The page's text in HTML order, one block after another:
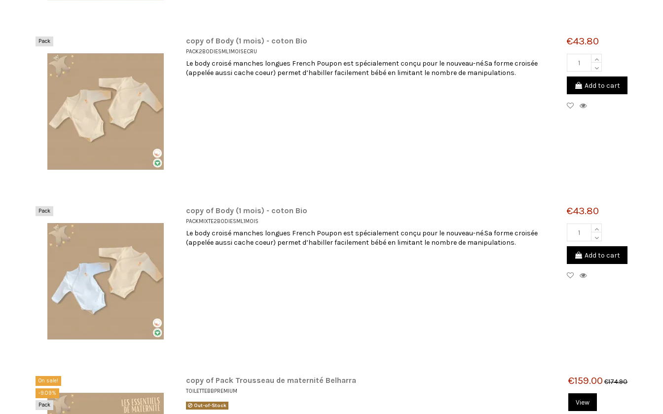
Pack copy of Body (1 mois) - coton Bio
PACK2BODIESML1MOISECRU
Le body croisé manches longues French Poupon est spécialement conçu pour le nouveau-né.Sa forme croisée
(appelée aussi cache coeur) permet d’habiller facilement bébé en limitant le nombre de manipulations.
€43.80
Add to cart
Pack copy of Body (1 mois) - coton Bio
PACKMIXTE2BODIESML1MOIS
Le body croisé manches longues French Poupon est spécialement conçu pour le nouveau-né.Sa forme croisée
(appelée aussi cache coeur) permet d’habiller facilement bébé en limitant le nombre de manipulations.
€43.80
Add to cart
On sale!
-9.09%
Pack
copy of Pack Trousseau de maternité Belharra
TOILETTEBBPREMIUM
Out-of-Stock
€159.00 €174.90
View